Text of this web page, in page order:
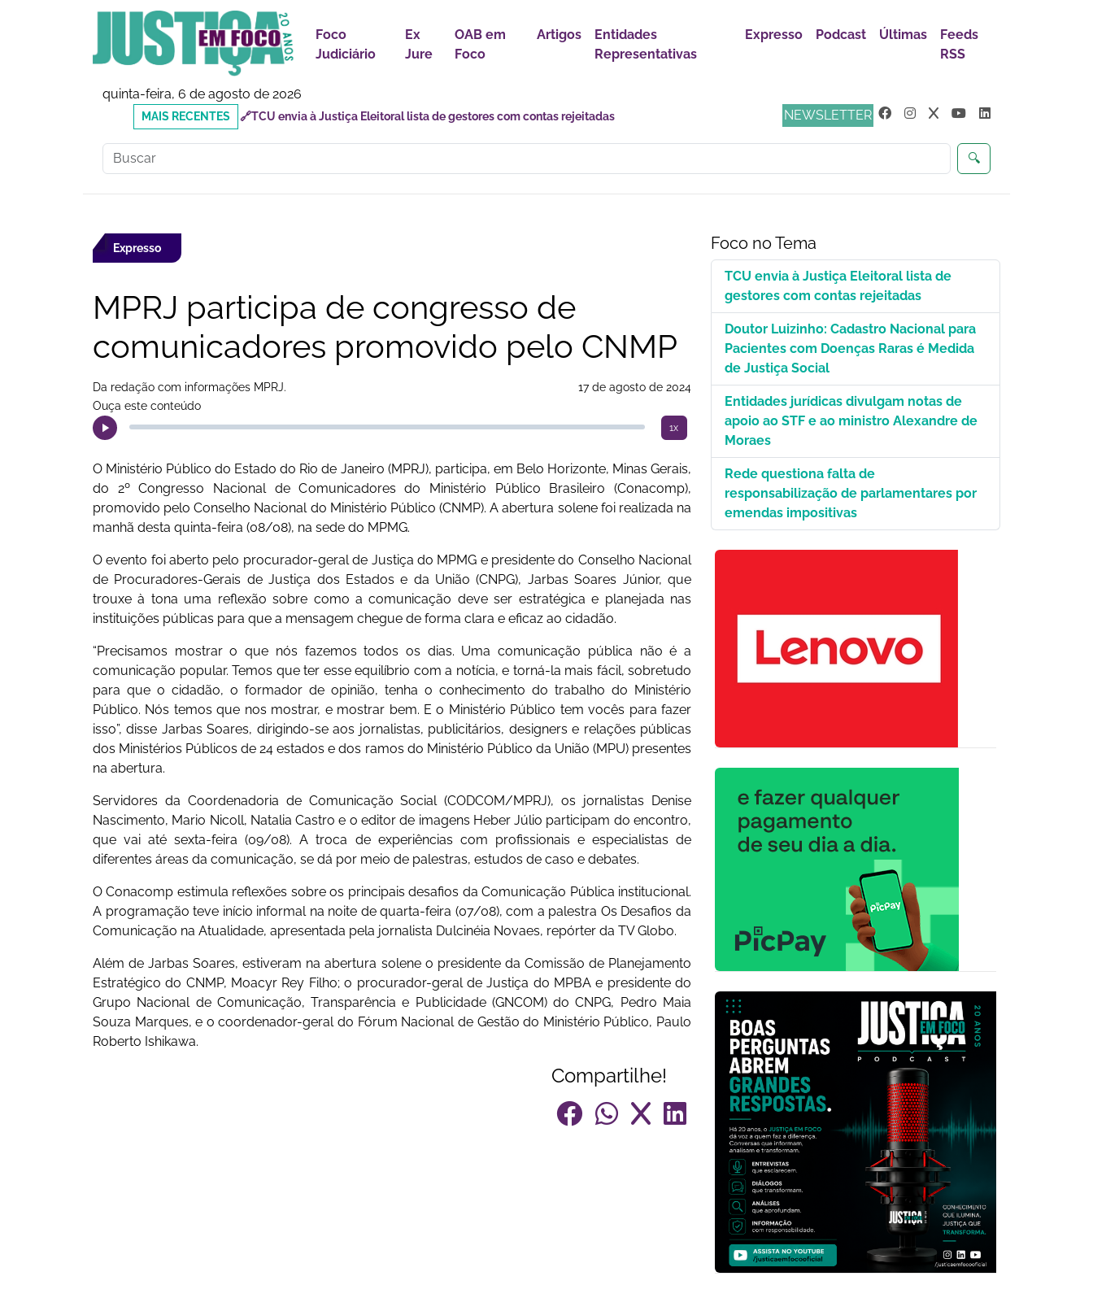
Foco
Judiciário
Ex
Jure
OAB em
Foco
Artigos
Entidades
Representativas
Expresso Podcast Últimas
Feeds
RSS
quinta-feira, 6 de agosto de 2026
NEWSLETTER
🔍
MAIS
RECENTES
🔗Doutor Luizinho: Cadastro Nacional para Pacientes com Doenças Raras é Medida de Justiça
Social
Expresso
MPRJ participa de congresso de
comunicadores promovido pelo CNMP
Da redação com informações MPRJ.
17 de agosto de 2024
Ouça este conteúdo
1x
O Ministério Público do Estado do Rio de Janeiro (MPRJ), participa, em Belo Horizonte, Minas Gerais,
do 2º Congresso Nacional de Comunicadores do Ministério Público Brasileiro (Conacomp),
promovido pelo Conselho Nacional do Ministério Público (CNMP). A abertura solene foi realizada na
manhã desta quinta-feira (08/08), na sede do MPMG.
O evento foi aberto pelo procurador-geral de Justiça do MPMG e presidente do Conselho Nacional
de Procuradores-Gerais de Justiça dos Estados e da União (CNPG), Jarbas Soares Júnior, que
trouxe à tona uma reflexão sobre como a comunicação deve ser estratégica e planejada nas
instituições públicas para que a mensagem chegue de forma clara e eficaz ao cidadão.
“Precisamos mostrar o que nós fazemos todos os dias. Uma comunicação pública não é a
comunicação popular. Temos que ter esse equilíbrio com a notícia, e torná-la mais fácil, sobretudo
para que o cidadão, o formador de opinião, tenha o conhecimento do trabalho do Ministério
Público. Nós temos que nos mostrar, e mostrar bem. E o Ministério Público tem vocês para fazer
isso”, disse Jarbas Soares, dirigindo-se aos jornalistas, publicitários, designers e relações públicas
dos Ministérios Públicos de 24 estados e dos ramos do Ministério Público da União (MPU) presentes
na abertura.
Servidores da Coordenadoria de Comunicação Social (CODCOM/MPRJ), os jornalistas Denise
Nascimento, Mario Nicoll, Natalia Castro e o editor de imagens Heber Júlio participam do encontro,
que vai até sexta-feira (09/08). A troca de experiências com profissionais e especialistas de
diferentes áreas da comunicação, se dá por meio de palestras, estudos de caso e debates.
O Conacomp estimula reflexões sobre os principais desafios da Comunicação Pública institucional.
A programação teve início informal na noite de quarta-feira (07/08), com a palestra Os Desafios da
Comunicação na Atualidade, apresentada pela jornalista Dulcinéia Novaes, repórter da TV Globo.
Além de Jarbas Soares, estiveram na abertura solene o presidente da Comissão de Planejamento
Estratégico do CNMP, Moacyr Rey Filho; o procurador-geral de Justiça do MPBA e presidente do
Grupo Nacional de Comunicação, Transparência e Publicidade (GNCOM) do CNPG, Pedro Maia
Souza Marques, e o coordenador-geral do Fórum Nacional de Gestão do Ministério Público, Paulo
Roberto Ishikawa.
Compartilhe!
Foco no Tema
TCU envia à Justiça Eleitoral lista de
gestores com contas rejeitadas
Doutor Luizinho: Cadastro Nacional para
Pacientes com Doenças Raras é Medida
de Justiça Social
Entidades jurídicas divulgam notas de
apoio ao STF e ao ministro Alexandre de
Moraes
Rede questiona falta de
responsabilização de parlamentares por
emendas impositivas